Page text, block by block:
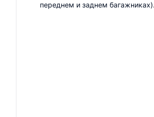
переднем и заднем багажниках).